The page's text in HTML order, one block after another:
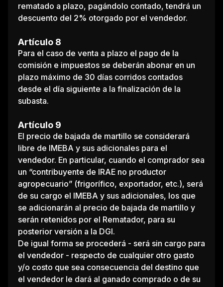
rematado a plazo, pagándolo contado, tendrá un
descuento del 2% otorgado por el vendedor.
Artículo 8
Para el caso de venta a plazo el pago de la
comisión e impuestos se deberán abonar en un
plazo máximo de 30 días corridos contados
desde el día siguiente a la finalización de la
subasta.
Artículo 9
El precio de bajada de martillo se considerará
libre de IMEBA y sus adicionales para el
vendedor. En particular, cuando el comprador sea
un “contribuyente de IRAE no productor
agropecuario” (frigorífico, exportador, etc.), será
de su cargo el IMEBA y sus adicionales, los que
se adicionarán al precio de bajada de martillo y
serán retenidos por el Rematador, para su
posterior versión a la DGI.
De igual forma se procederá - será sin cargo para
el vendedor - respecto de cualquier otro gasto
y/o costo que sea consecuencia del destino que
el vendedor le dará al ganado comprado o de su